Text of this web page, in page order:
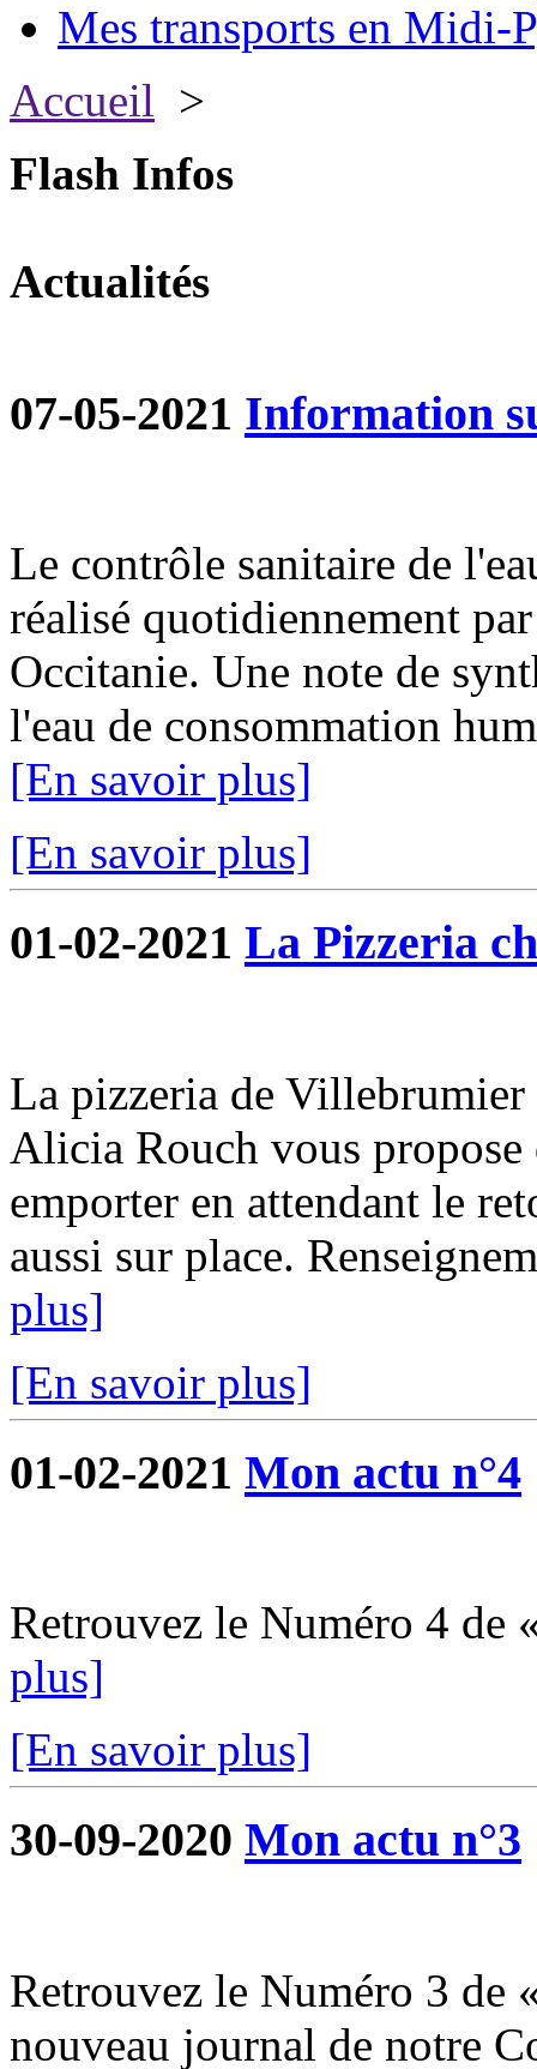
Mes transports en Midi-
Accueil >
Flash Infos
Actualités
07-05-2021 Information
Le contrôle sanitaire de
réalisé quotidiennement
Occitanie. Une note de
l'eau de consommation
[En savoir plus]
[En savoir plus]
01-02-2021 La Pizzeria
La pizzeria de
Alicia Rouch vous propose
emporter en attendant le
aussi sur place.
plus]
[En savoir plus]
01-02-2021 Mon actu n°4
Retrouvez le Numéro 4 de
plus]
[En savoir plus]
30-09-2020 Mon actu n°3
Retrouvez le Numéro 3 de
nouveau journal de notre